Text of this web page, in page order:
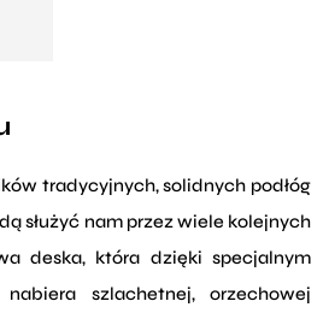
tradycyjnych, solidnych podłóg
służyć nam przez wiele kolejnych
deska, która dzięki specjalnym
szlachetnej, orzechowej